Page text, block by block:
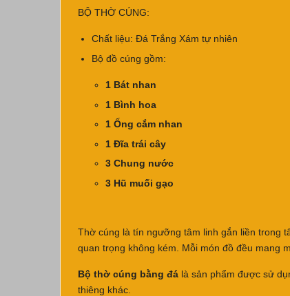
BỘ THỜ CÚNG:
Chất liệu: Đá Trắng Xám tự nhiên
Bộ đồ cúng gồm:
1 Bát nhan
1 Bình hoa
1 Ống cắm nhan
1 Đĩa trái cây
3 Chung nước
3 Hũ muối gạo
Thờ cúng là tín ngưỡng tâm linh gắn liền trong
quan trọng không kém. Mỗi món đồ đều mang
Bộ thờ cúng bằng đá là sản phẩm được sử
thiêng khác.